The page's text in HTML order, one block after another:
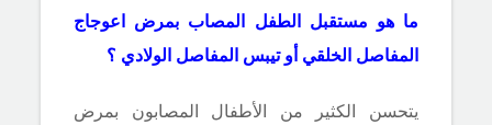
ما هو مستقبل الطفل المصاب بمرض اعوجاج
المفاصل الخلقي أو تيبس المفاصل الولادي ؟
يتحسن الكثير من الأطفال المصابون بمرض